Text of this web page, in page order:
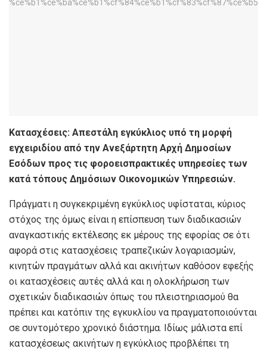
Κατασχέσεις: Απεστάλη εγκύκλιος υπό τη μορφή
εγχειριδίου από την Ανεξάρτητη Αρχή Δημοσίων
Εσόδων προς τις φοροεισπρακτικές υπηρεσίες των
κατά τόπους Δημόσιων Οικονομικών Υπηρεσιών.
Πράγματι η συγκεκριμένη εγκύκλιος υφίσταται, κύριος
στόχος της όμως είναι η επίσπευση των διαδικασιών
αναγκαστικής εκτέλεσης εκ μέρους της εφορίας σε ότι
αφορά στις κατασχέσεις τραπεζικών λογαριασμών,
κινητών πραγμάτων αλλά και ακινήτων καθόσον εφεξής
οι κατασχέσεις αυτές αλλά και η ολοκλήρωση των
σχετικών διαδικασιών όπως του πλειστηριασμού θα
πρέπει και κατόπιν της εγκυκλίου να πραγματοποιούνται
σε συντομότερο χρονικό διάστημα. Ιδίως μάλιστα επί
κατασχέσεως ακινήτων η εγκύκλιος προβλέπει τη